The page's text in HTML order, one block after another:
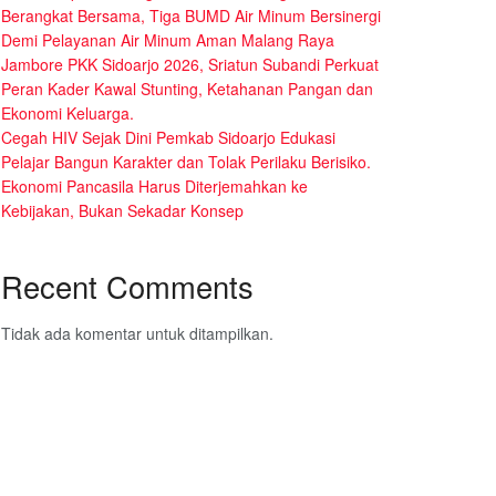
Berangkat Bersama, Tiga BUMD Air Minum Bersinergi
Demi Pelayanan Air Minum Aman Malang Raya
Jambore PKK Sidoarjo 2026, Sriatun Subandi Perkuat
Peran Kader Kawal Stunting, Ketahanan Pangan dan
Ekonomi Keluarga.
Cegah HIV Sejak Dini Pemkab Sidoarjo Edukasi
Pelajar Bangun Karakter dan Tolak Perilaku Berisiko.
Ekonomi Pancasila Harus Diterjemahkan ke
Kebijakan, Bukan Sekadar Konsep
Recent Comments
Tidak ada komentar untuk ditampilkan.